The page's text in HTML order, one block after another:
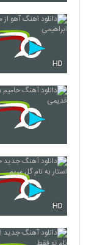
HD
HD